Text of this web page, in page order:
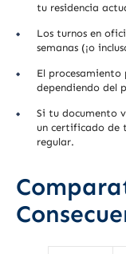
tu residencia
Los turnos en
semanas (¡o
El
dependiendo del
Si tu documento
un certificado de
regular.